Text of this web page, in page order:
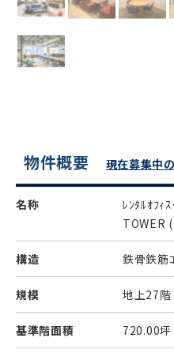
物件概要 現在募集中
名称
ﾚﾝﾀﾙｵﾌｨ
TOWER
構造 鉄骨鉄筋
規模 地上27階
基準階面積 720.00坪